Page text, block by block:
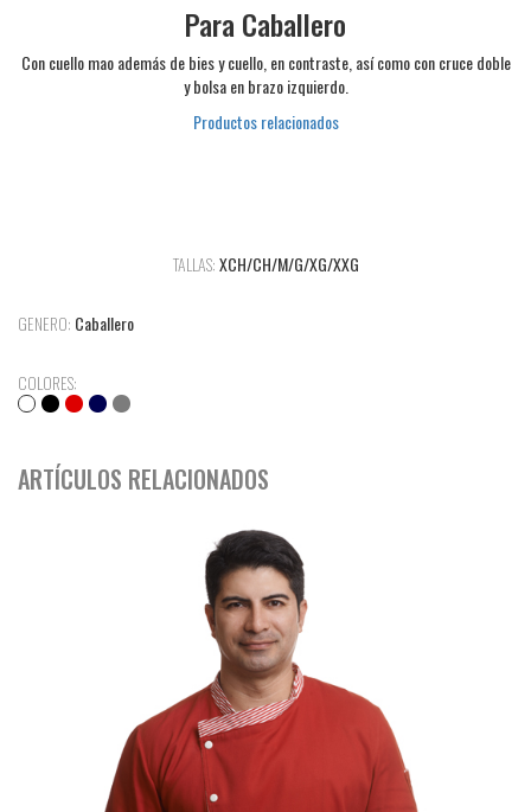
Para Caballero
Con cuello mao además de bies y cuello, en contraste, así como con cruce doble
y bolsa en brazo izquierdo.
Productos relacionados
TALLAS:XCH/CH/M/G/XG/XXG
GENERO: Caballero
COLORES:
ARTÍCULOS RELACIONADOS